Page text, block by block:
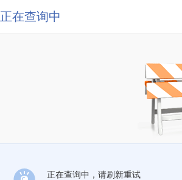
正在查询中
正在查询中，请刷新重试